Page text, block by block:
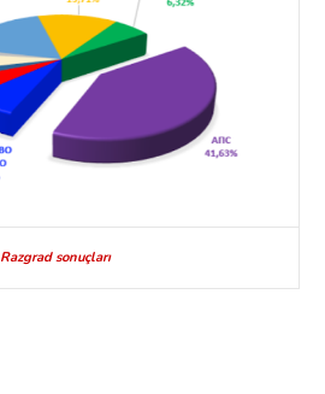
Razgrad sonuçları